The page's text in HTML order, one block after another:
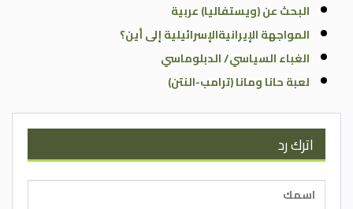
البحث عن (ويستفاليا) عربية
المواجهة الإيرانيةالإسرائيلية إلى أين؟
الغباء السياسي/ الدبلوماسي
لعبة حانا ومانا (ترامب-النتن)
اترك رد